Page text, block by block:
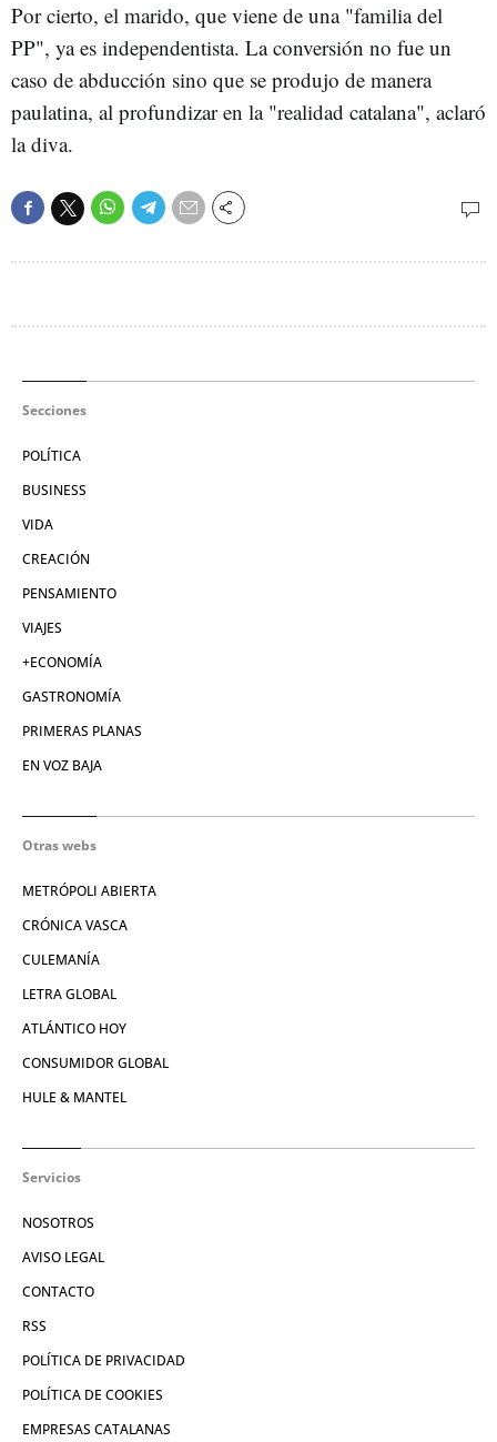
Por cierto, el marido, que viene de una "familia del
PP", ya es independentista. La conversión no fue un
caso de abducción sino que se produjo de manera
paulatina, al profundizar en la "realidad catalana", aclaró
la diva.
Secciones
POLÍTICA
BUSINESS
VIDA
CREACIÓN
PENSAMIENTO
VIAJES
+ECONOMÍA
GASTRONOMÍA
PRIMERAS PLANAS
EN VOZ BAJA
Otras webs
METRÓPOLI ABIERTA
CRÓNICA VASCA
CULEMANÍA
LETRA GLOBAL
ATLÁNTICO HOY
CONSUMIDOR GLOBAL
HULE & MANTEL
Servicios
NOSOTROS
AVISO LEGAL
CONTACTO
RSS
POLÍTICA DE PRIVACIDAD
POLÍTICA DE COOKIES
EMPRESAS CATALANAS